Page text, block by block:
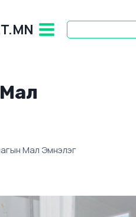
Мал Эмнэлэг